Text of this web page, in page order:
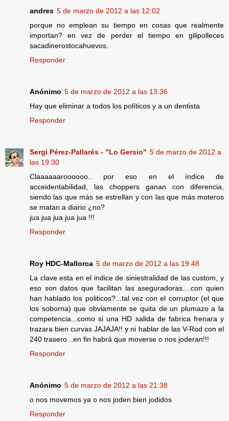
andres 5 de marzo de 2012 a las 12:02
porque no emplean su tiempo en cosas que realmente
importan? en vez de perder el tiempo en gilipolleces
sacadinerostocahuevos.
Responder
Anónimo 5 de marzo de 2012 a las 13:36
Hay que eliminar a todos los políticos y a un dentista
Responder
Sergi Pérez-Pallarés - "Lo Gersio" 5 de marzo de 2012 a
las 19:30
Claaaaaaroooooo.. por eso en el índice de
acceidentabilidad, las choppers ganan con diferencia,
siendo las que más se estrellan y con las que más moteros
se matan a diario ¿no?
jua jua jua jua jua !!!
Responder
Roy HDC-Mallorca 5 de marzo de 2012 a las 19:48
La clave esta en el indice de siniestralidad de las custom, y
eso son datos que facilitan las aseguradoras....con quien
han hablado los politicos?...tal vez con el corruptor (el que
los soborna) que obviamente se quita de un plumazo a la
competencia...como si una HD salida de fabrica frenara y
trazara bien curvas JAJAJA!! y ni hablar de las V-Rod con el
240 trasero...en fin habrá que moverse o nos joderan!!!
Responder
Anónimo 5 de marzo de 2012 a las 21:38
o nos movemos ya o nos joden bien jodidos
Responder